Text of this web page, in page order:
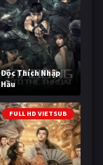
Độc Thích Nhập
Hầu
FULL HD VIETSUB